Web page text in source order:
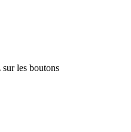
les boutons